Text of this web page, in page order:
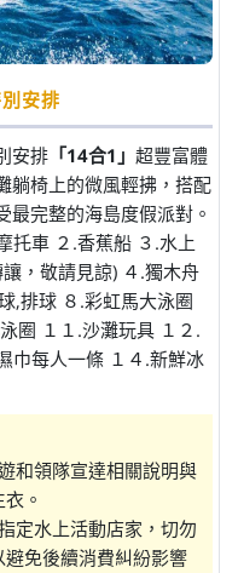
安排
安排 「14合1」 超豐富體
躺椅上的微風輕拂，搭配
最完整的海島度假派對。
托車 ２.香蕉船 ３.水上
，敬請見諒) ４.獨木舟
,排球 ８.彩虹馬大泳圈
圈 １１.沙灘玩具 １２.
巾每人一條 １４.新鮮冰
和領隊宣達相關說明與
。
定水上活動店家，切勿
免後續消費糾紛影響